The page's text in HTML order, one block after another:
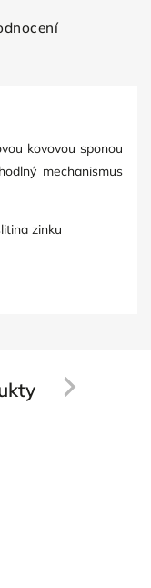
kovovou sponou
mechanismus
zinku
Next